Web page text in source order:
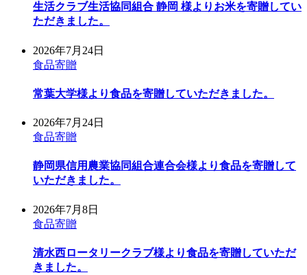
生活クラブ生活協同組合 静岡 様よりお米を寄贈してい
ただきました。
2026年7月24日
食品寄贈
常葉大学様より食品を寄贈していただきました。
2026年7月24日
食品寄贈
静岡県信用農業協同組合連合会様より食品を寄贈して
いただきました。
2026年7月8日
食品寄贈
清水西ロータリークラブ様より食品を寄贈していただ
きました。